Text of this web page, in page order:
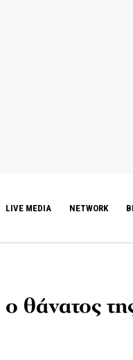
LIVE MEDIA NETWORK
θάνατος